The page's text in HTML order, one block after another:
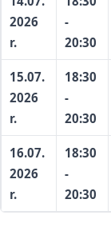
2026
r.
-
20:30
15.07.
2026
r.
18:30
-
20:30
16.07.
2026
r.
18:30
-
20:30